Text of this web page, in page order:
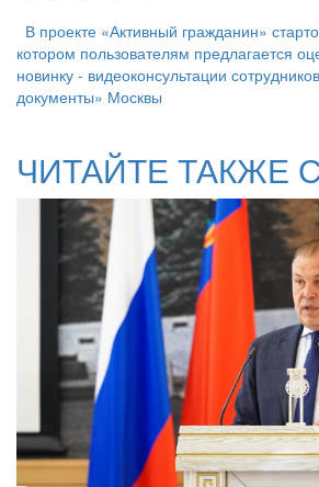
В проекте «Активный гражданин»
котором пользователям предлагается
новинку - видеоконсультации
документы» Москвы
ЧИТАЙТЕ ТАКЖЕ